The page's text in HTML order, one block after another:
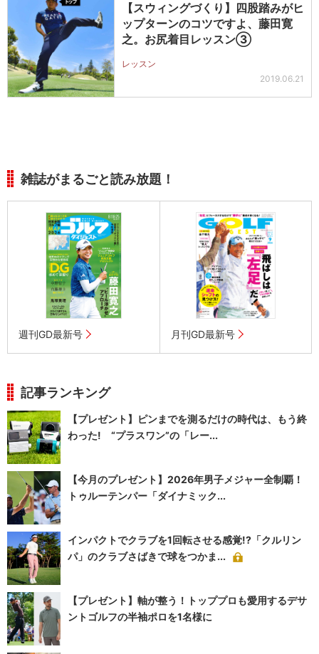
【スウィングづくり】四股踏みがヒ
ップターンのコツですよ、藤田寛
之。お尻着目レッスン③
レッスン
2019.06.21
雑誌がまるごと読み放題！
週刊GD最新号 月刊GD最新号
記事ランキング
【プレゼント】ピンまでを測るだけの時代は、もう終
わった! “プラスワン”の「レー...
【今月のプレゼント】2026年男子メジャー全制覇！
トゥルーテンパー「ダイナミック...
インパクトでクラブを1回転させる感覚!?「クルリン
パ」のクラブさばきで球をつかま...
【プレゼント】軸が整う！トッププロも愛用するデサ
ントゴルフの半袖ポロを1名様に